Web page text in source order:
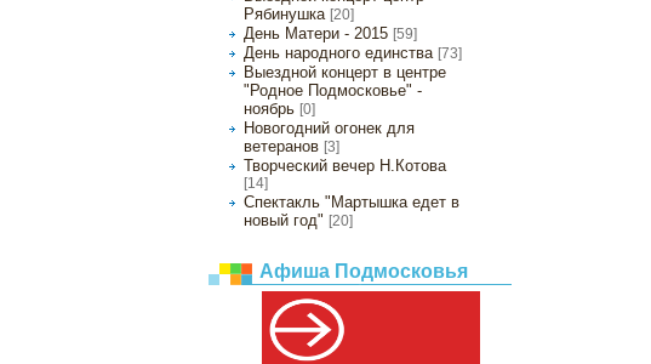
Рябинушка [20]
День Матери - 2015 [59]
День народного единства [73]
Выездной концерт в центре
"Родное Подмосковье" -
ноябрь [0]
Новогодний огонек для
ветеранов [3]
Творческий вечер Н.Котова
[14]
Спектакль "Мартышка едет в
новый год" [20]
Афиша Подмосковья